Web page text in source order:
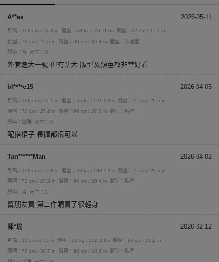
A**es 2026-05-11
身高：162 cm / 63.8 in 體重：53 kg / 116.9 lbs
胸圍：82 cm / 32.3 in
腰圍：70 cm / 27.6 in
臀圍：90 cm / 35.4 in
體型：沙漏型
顏色：杏
尺寸：M
外套選大一號 但有點大 版型及顏色都非常好看
bl****c15 2026-04-05
身高：168 cm / 66.1 in 體重：55 kg / 121.3 lbs
胸圍：75 cm / 29.5 in
腰圍：70 cm / 27.6 in
臀圍：96 cm / 37.8 in
體型：梨型
顏色：咖啡
尺寸：M
配搭裙子 長褲都很可以
Tan******Man 2026-04-02
身高：162 cm / 63.8 in 體重：59 kg / 130.1 lbs
胸圍：75 cm / 29.5 in
腰圍：72 cm / 28.3 in
臀圍：90 cm / 35.4 in
體型：梨型
顏色：杏
尺寸：S
幫朋友買 第二件購買了很輕身
陳*瑜 2026-02-12
身高：165 cm / 65 in 體重：60 kg / 132.3 lbs
胸圍：93 cm / 36.6 in
腰圍：78 cm / 30.7 in
臀圍：98 cm / 38.6 in
體型：梨型